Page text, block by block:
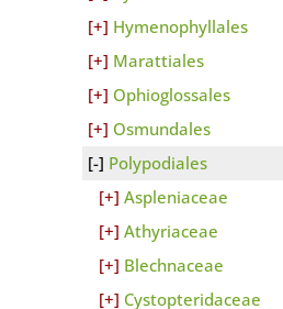
Hymenophyllales
Marattiales
Ophioglossales
Osmundales
Polypodiales
Aspleniaceae
Athyriaceae
Blechnaceae
Cystopteridaceae